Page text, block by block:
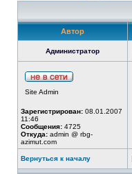
Автор
Администратор
Site Admin
Зарегистрирован: 08.01.2007
11:46
Сообщения: 4725
Откуда: admin @ rbg-
azimut.com
Вернуться к началу